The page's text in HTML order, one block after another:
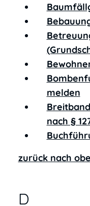
melden
nach §
zurück nach
D